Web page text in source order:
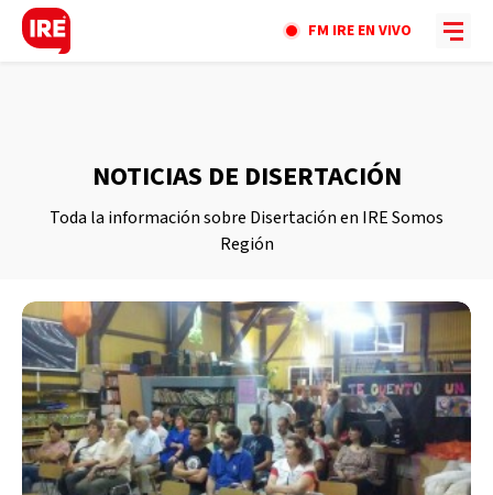
FM IRE EN VIVO
NOTICIAS DE DISERTACIÓN
Toda la información sobre Disertación en IRE Somos
Región